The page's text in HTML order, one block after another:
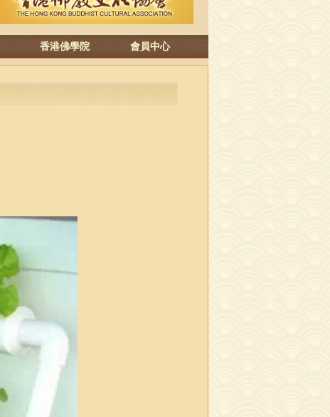
香港佛學院 會員中心